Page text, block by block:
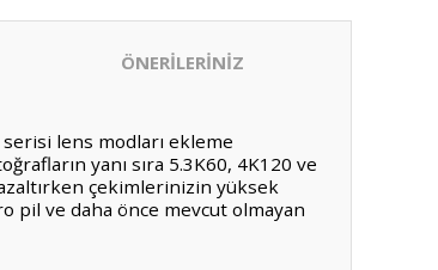
ÖNERİLERİNİZ
lens modları ekleme
yanı sıra 5.3K60, 4K120 ve
çekimlerinizin yüksek
pil ve daha önce mevcut olmayan